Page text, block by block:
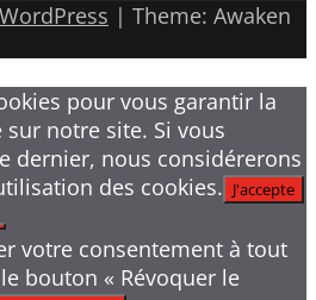
| Theme: Awaken
pour vous garantir la
notre site. Si vous
dernier, nous considérerons
des cookies. J'accepte
votre consentement à tout
bouton « Révoquer le